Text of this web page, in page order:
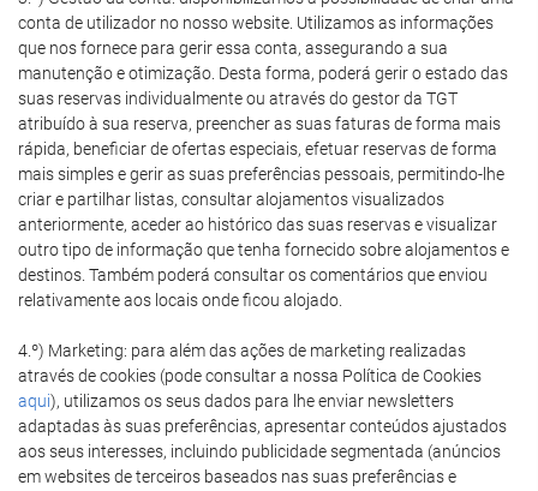
conta de utilizador no nosso website. Utilizamos as informações
que nos fornece para gerir essa conta, assegurando a sua
manutenção e otimização. Desta forma, poderá gerir o estado das
suas reservas individualmente ou através do gestor da TGT
atribuído à sua reserva, preencher as suas faturas de forma mais
rápida, beneficiar de ofertas especiais, efetuar reservas de forma
mais simples e gerir as suas preferências pessoais, permitindo-lhe
criar e partilhar listas, consultar alojamentos visualizados
anteriormente, aceder ao histórico das suas reservas e visualizar
outro tipo de informação que tenha fornecido sobre alojamentos e
destinos. Também poderá consultar os comentários que enviou
relativamente aos locais onde ficou alojado.
4.º) Marketing: para além das ações de marketing realizadas
através de cookies (pode consultar a nossa Política de Cookies
aqui), utilizamos os seus dados para lhe enviar newsletters
adaptadas às suas preferências, apresentar conteúdos ajustados
aos seus interesses, incluindo publicidade segmentada (anúncios
em websites de terceiros baseados nas suas preferências e